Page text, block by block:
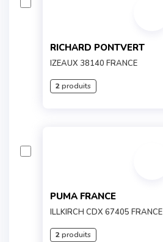
RICHARD PONTVERT
IZEAUX 38140 FRANCE
2produits
PUMA FRANCE
ILLKIRCH CDX 67405 FRANCE
2produits